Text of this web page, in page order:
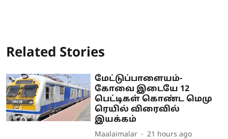
Related Stories
மேட்டுப்பாளையம்-
கோவை இடையே 12
பெட்டிகள் கொண்ட மெமு
ரெயில் விரைவில்
இயக்கம்
Maalaimalar 21 hours ago